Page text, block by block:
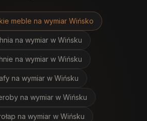
meble na wymiar Wińsko
na wymiar w Wińsku
na wymiar w Wińsku
na wymiar w Wińsku
na wymiar w Wińsku
na wymiar w Wińsku